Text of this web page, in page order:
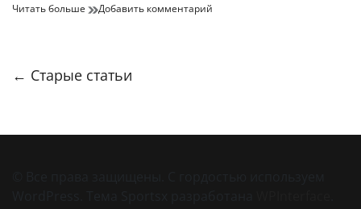
Читать больше Большие
МакРоберт
Добавить комментарий
Навигация
записям
← Старые статьи